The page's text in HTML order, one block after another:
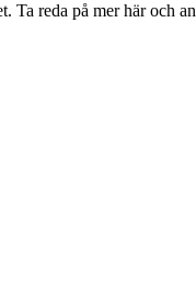
reda på mer här och